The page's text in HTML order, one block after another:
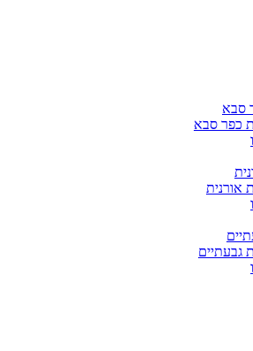
סבא
כפר סבא
אורנית
גבעתיים